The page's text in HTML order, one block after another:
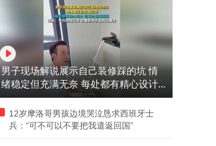
男子现场解说展示自己装修踩的坑 情
绪稳定但充满无奈 每处都有精心设计
但每处都有瑕疵 网友：一开始我没笑
但看到洗手盆我没绷住
12岁摩洛哥男孩边境哭泣恳求西班牙士
兵：“可不可以不要把我遣返回国”